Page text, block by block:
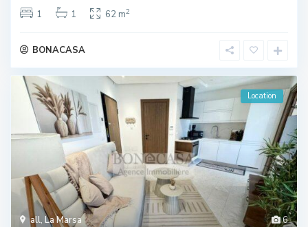
1
1 62 m2
BONACASA
6
all, La Marsa
Location